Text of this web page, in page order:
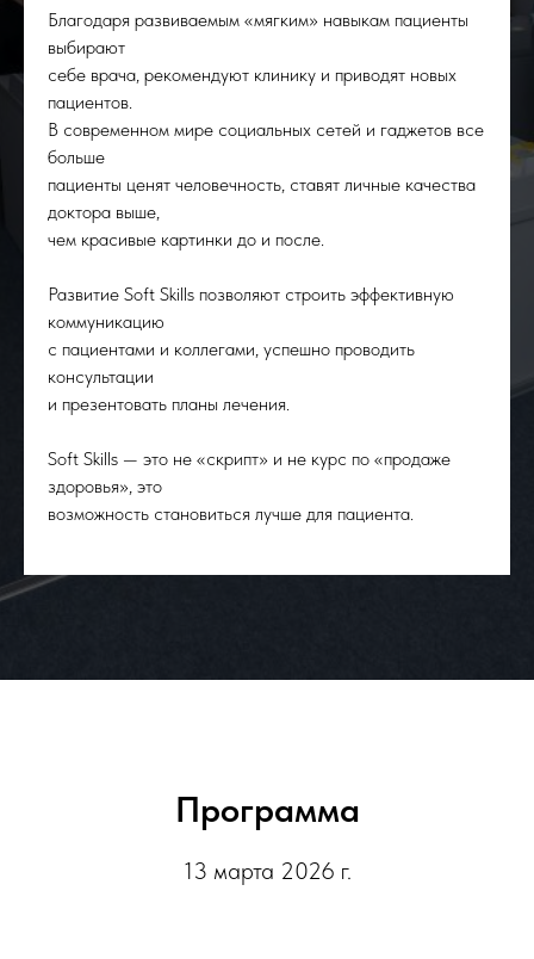
Благодаря развиваемым «мягким» навыкам пациенты
выбирают
себе врача, рекомендуют клинику и приводят новых
пациентов.
В современном мире социальных сетей и гаджетов все
больше
пациенты ценят человечность, ставят личные качества
доктора выше,
чем красивые картинки до и после.
Развитие Soft Skills позволяют строить эффективную
коммуникацию
с пациентами и коллегами, успешно проводить
консультации
и презентовать планы лечения.
Soft Skills — это не «скрипт» и не курс по «продаже
здоровья», это
возможность становиться лучше для пациента.
Программа
13 марта 2026 г.